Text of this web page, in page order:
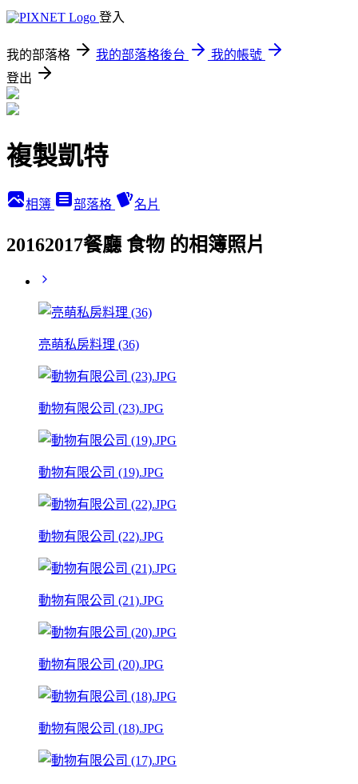
登入
我的部落格 我的部落格後台
我的帳號
登出
複製凱特
相簿 部落格 名片
20162017餐廳 食物 的相簿照片
亮萌私房料理 (36)
動物有限公司 (23).JPG
動物有限公司 (19).JPG
動物有限公司 (22).JPG
動物有限公司 (21).JPG
動物有限公司 (20).JPG
動物有限公司 (18).JPG